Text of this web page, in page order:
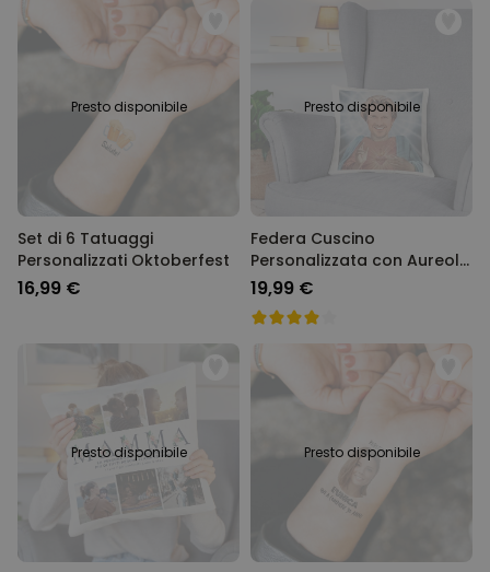
Presto disponibile
Set di 6 Tatuaggi
Personalizzati Oktoberfest
16,99 €
Presto disponibile
Federa Cuscino
Personalizzata con Aureola
e Viso
19,99 €
Presto disponibile Presto disponibile